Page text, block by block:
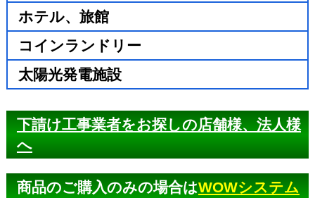
ホテル、旅館
コインランドリー
太陽光発電施設
下請け工事業者をお探しの店舗様、法人様
へ
商品のご購入のみの場合はWOWシステム